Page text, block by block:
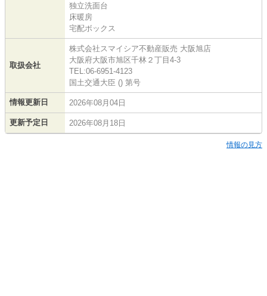
独立洗面台
床暖房
宅配ボックス
取扱会社
株式会社スマイシア不動産販売 大阪旭店
大阪府大阪市旭区千林２丁目4-3
TEL:06-6951-4123
国土交通大臣 () 第号
情報更新日 2026年08月04日
更新予定日 2026年08月18日
情報の見方